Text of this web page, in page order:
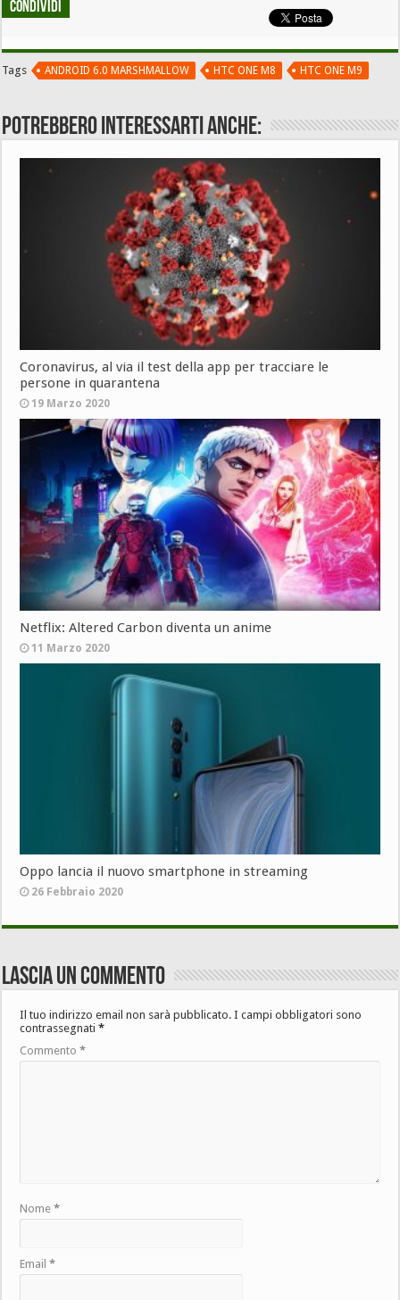
Condividi
Tags ANDROID 6.0 MARSHMALLOW HTC ONE M8 HTC ONE M9
Potrebbero interessarti anche:
Coronavirus, al via il test della app per tracciare le
persone in quarantena
19 Marzo 2020
Netflix: Altered Carbon diventa un anime
11 Marzo 2020
Oppo lancia il nuovo smartphone in streaming
26 Febbraio 2020
Lascia un commento
Il tuo indirizzo email non sarà pubblicato. I campi obbligatori sono
contrassegnati*
Commento*
Nome*
Email*